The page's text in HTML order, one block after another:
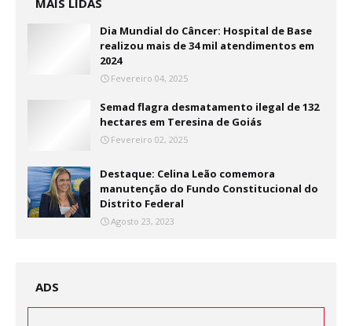
MAIS LIDAS
Dia Mundial do Câncer: Hospital de Base
realizou mais de 34 mil atendimentos em
2024
Fevereiro 04, 2025
Semad flagra desmatamento ilegal de 132
hectares em Teresina de Goiás
Fevereiro 02, 2025
Destaque: Celina Leão comemora
manutenção do Fundo Constitucional do
Distrito Federal
Agosto 23, 2023
ADS